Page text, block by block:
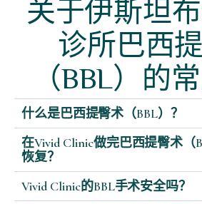
关于伊斯坦
诊所巴西
（BBL）的
什么是巴西提臀术（BBL）？
在Vivid Clinic做完巴西提臀术（
恢复？
Vivid Clinic的BBL手术安全吗？